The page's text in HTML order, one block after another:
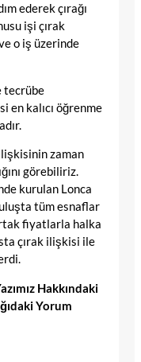
ederek çırağı
işi çırak
o iş üzerinde
tecrübe
en kalıcı öğrenme
ilişkisinin zaman
görebiliriz.
kurulan Lonca
tüm esnaflar
fiyatlarla halka
çırak ilişkisi ile
Hakkındaki
Yorum